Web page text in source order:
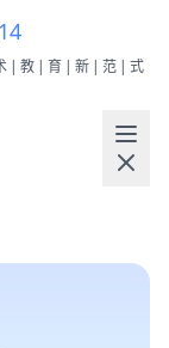
|教|育|新|范|式